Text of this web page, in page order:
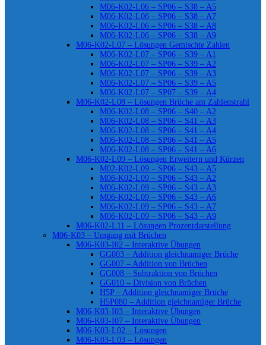
M06-K02-L06 – SP06 – S38 – A5
M06-K02-L06 – SP06 – S38 – A7
M06-K02-L06 – SP06 – S38 – A8
M06-K02-L06 – SP06 – S38 – A9
M06-K02-L07 – Lösungen Gemischte Zahlen
M06-K02-L07 – SP06 – S39 – A1
M06-K02-L07 – SP06 – S39 – A2
M06-K02-L07 – SP06 – S39 – A3
M06-K02-L07 – SP06 – S39 – A5
M06-K02-L07 – SP07 – S39 – A4
M06-K02-L08 – Lösungen Brüche am Zahlenstrahl
M06-K02-L08 – SP06 – S40 – A2
M06-K02-L08 – SP06 – S41 – A3
M06-K02-L08 – SP06 – S41 – A4
M06-K02-L08 – SP06 – S41 – A5
M06-K02-L08 – SP06 – S41 – A6
M06-K02-L09 – Lösungen Erweitern und Kürzen
M02-K02-L09 – SP06 – S43 – A5
M06-K02-L09 – SP06 – S43 – A2
M06-K02-L09 – SP06 – S43 – A3
M06-K02-L09 – SP06 – S43 – A6
M06-K02-L09 – SP06 – S43 – A7
M06-K02-L09 – SP06 – S43 – A9
M06-K02-L11 – Lösungen Prozentdarstellung
M06-K03 – Umgang mit Brüchen
M06-K03-I02 – Interaktive Übungen
GG003 – Addition gleichnamiger Brüche
GG007 – Addition von Brüchen
GG008 – Subtraktion von Brüchen
GG010 – Division von Brüchen
H5P – Addition gleichnamiger Brüche
H5P080 – Addition gleichnamiger Brüche
M06-K03-I03 – Interaktive Übungen
M06-K03-I07 – Interaktive Übungen
M06-K03-L02 – Lösungen
M06-K03-L03 – Lösungen